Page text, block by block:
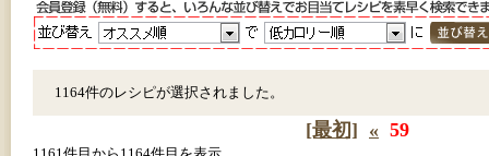
1164件のレシピが選択されました。
[最初] « 59